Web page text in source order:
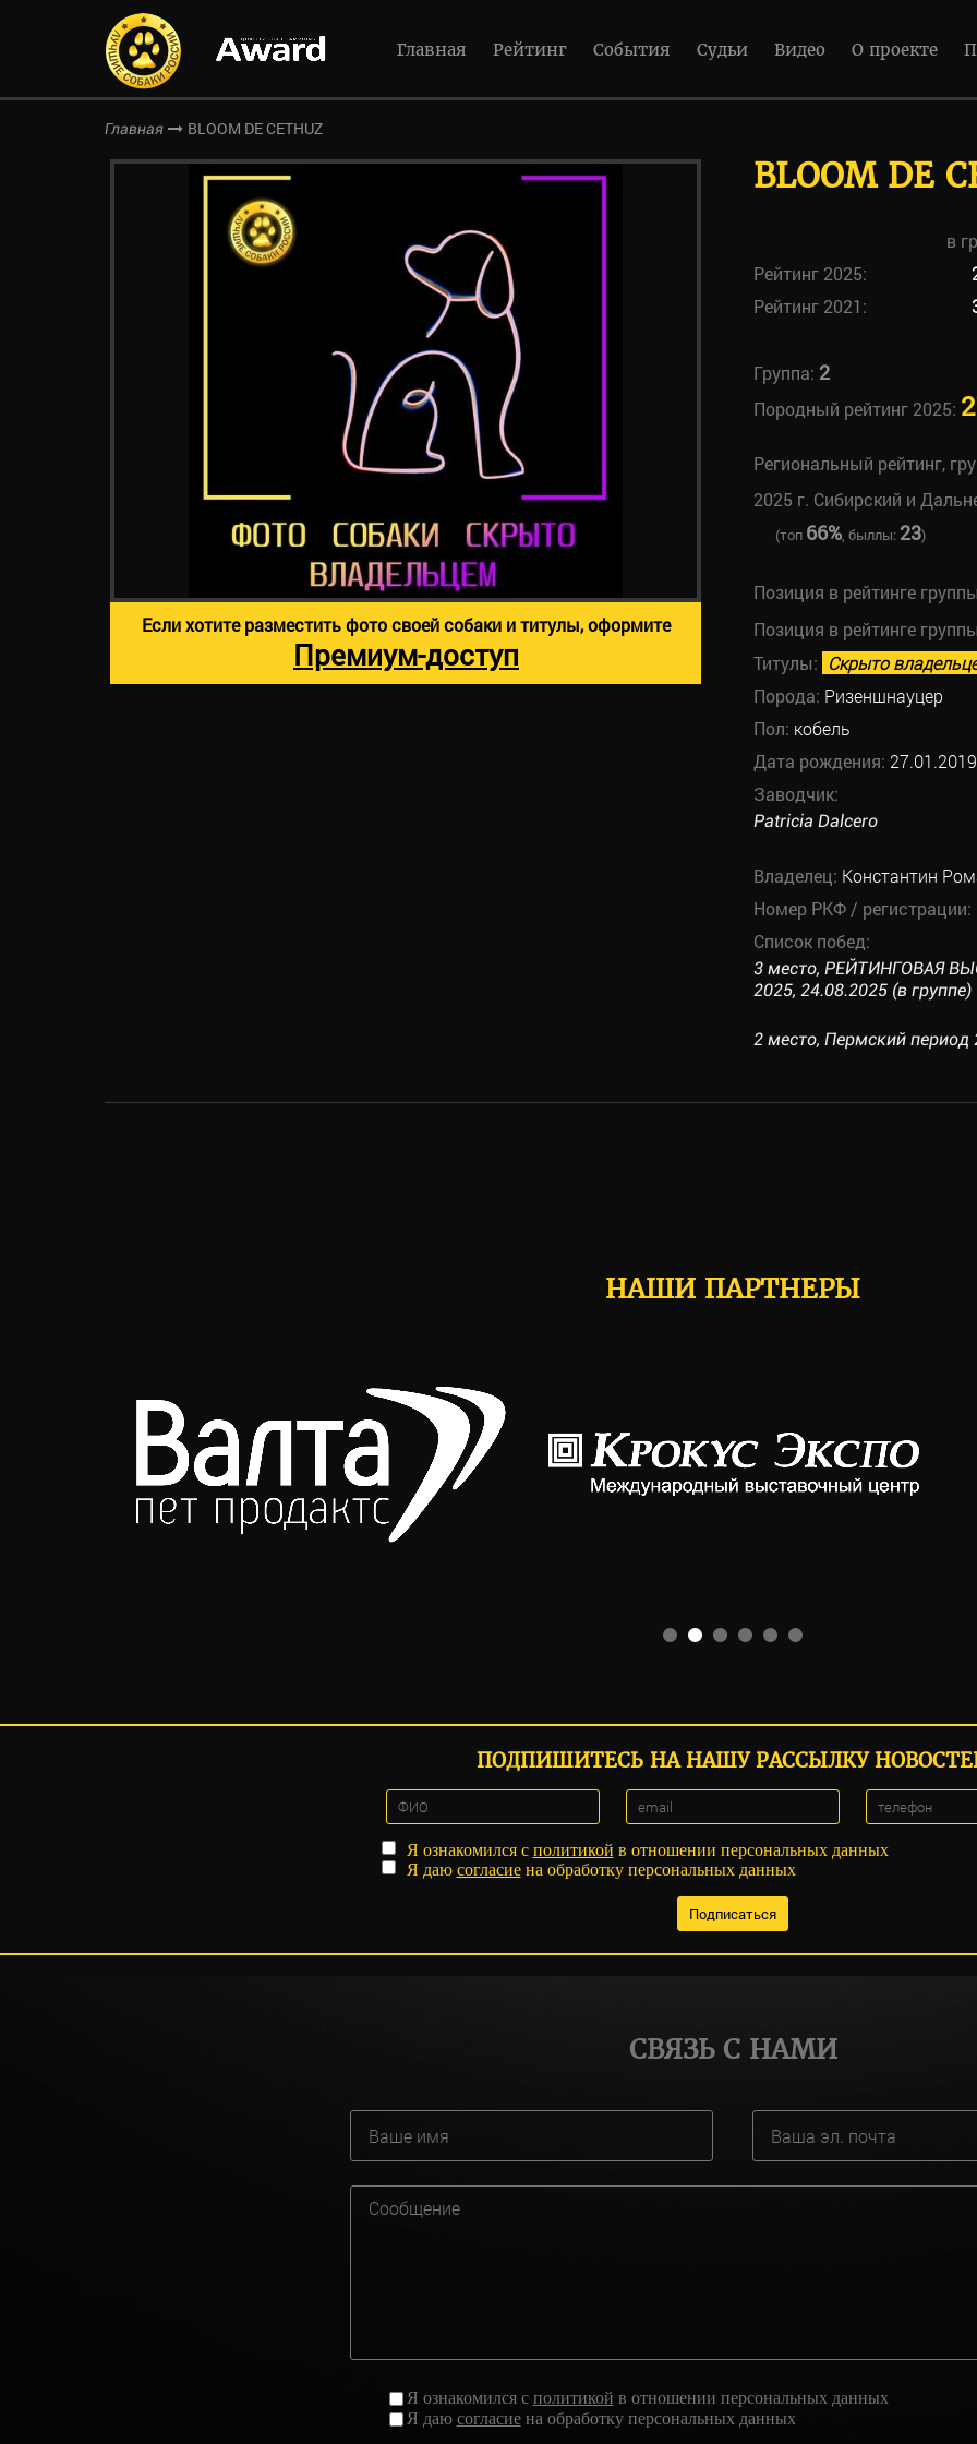
Главная Рейтинг События Судьи Видео О проекте
Главная BLOOM DE CETHUZ
BLOOM DE
в
Рейтинг 2025:
Рейтинг 2021:
Группа: 2
Породный рейтинг 2025:
Региональный рейтинг,
2025 г. Сибирский и
(топ 66%, быллы: 23)
Позиция в рейтинге
Позиция в рейтинге
Титулы: Скрыто
Порода: Ризеншнауцер
Пол: кобель
Дата рождения: 27.01.2019
Заводчик:
Patricia Dalcero
Владелец: Константин
Номер РКФ / регистрации:
Список побед:
3 место, РЕЙТИНГОВАЯ
2025, 24.08.2025 (в группе)
2 место, Пермский период
Если хотите разместить фото своей собаки и титулы, оформите
Премиум-доступ
НАШИ ПАРТНЕРЫ
ПОДПИШИТЕСЬ НА НАШУ РАССЫЛКУ
Я ознакомился с политикой в отношении персональных данных
Я даю согласиена обработку персональных данных
СВЯЗЬ С НАМИ
Я ознакомился с политикой в отношении персональных данных
Я даю согласиена обработку персональных данных